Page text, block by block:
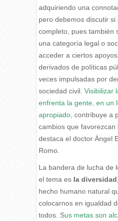
adquiriendo una
pero debemos discutir si
completo, pues también
una categoría legal o
acceder a ciertos
derivados de políticas
veces impulsadas por
sociedad civil. Visibilizar
enfrenta la gente, en un
apropiado, contribuye a
cambios que favorezcan
destaca el doctor Ángel
Romo.
La bandera de lucha de
el tema es la diversidad
hecho humano natural
colocarnos en igualdad
todos. Sus metas son